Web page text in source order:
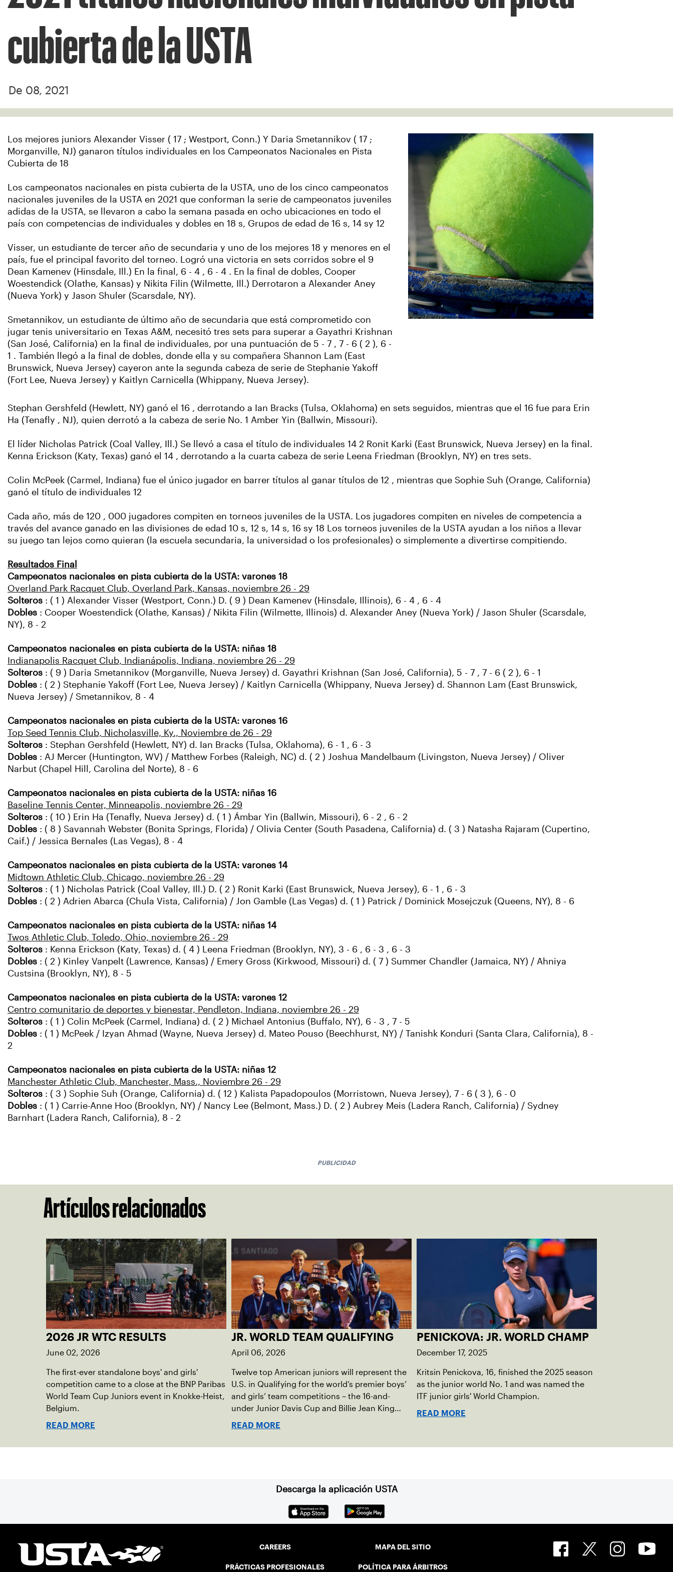
cubierta de la USTA
De 08, 2021
Los mejores juniors Alexander Visser ( 17 ; Westport, Conn.) Y Daria Smetannikov ( 17 ;
Morganville, NJ) ganaron títulos individuales en los Campeonatos Nacionales en Pista
Cubierta de 18
Los campeonatos nacionales en pista cubierta de la USTA, uno de los cinco campeonatos
nacionales juveniles de la USTA en 2021 que conforman la serie de campeonatos juveniles
adidas de la USTA, se llevaron a cabo la semana pasada en ocho ubicaciones en todo el
país con competencias de individuales y dobles en 18 s, Grupos de edad de 16 s, 14 sy 12
Visser, un estudiante de tercer año de secundaria y uno de los mejores 18 y menores en el
país, fue el principal favorito del torneo. Logró una victoria en sets corridos sobre el 9
Dean Kamenev (Hinsdale, Ill.) En la final, 6 - 4 , 6 - 4 . En la final de dobles, Cooper
Woestendick (Olathe, Kansas) y Nikita Filin (Wilmette, Ill.) Derrotaron a Alexander Aney
(Nueva York) y Jason Shuler (Scarsdale, NY).
Smetannikov, un estudiante de último año de secundaria que está comprometido con
jugar tenis universitario en Texas A&M, necesitó tres sets para superar a Gayathri Krishnan
(San José, California) en la final de individuales, por una puntuación de 5 - 7 , 7 - 6 ( 2 ), 6 -
1 . También llegó a la final de dobles, donde ella y su compañera Shannon Lam (East
Brunswick, Nueva Jersey) cayeron ante la segunda cabeza de serie de Stephanie Yakoff
(Fort Lee, Nueva Jersey) y Kaitlyn Carnicella (Whippany, Nueva Jersey).
Stephan Gershfeld (Hewlett, NY) ganó el 16 , derrotando a Ian Bracks (Tulsa, Oklahoma) en sets seguidos, mientras que el 16 fue para Erin
Ha (Tenafly , NJ), quien derrotó a la cabeza de serie No. 1 Amber Yin (Ballwin, Missouri).
El líder Nicholas Patrick (Coal Valley, Ill.) Se llevó a casa el título de individuales 14 2 Ronit Karki (East Brunswick, Nueva Jersey) en la final.
Kenna Erickson (Katy, Texas) ganó el 14 , derrotando a la cuarta cabeza de serie Leena Friedman (Brooklyn, NY) en tres sets.
Colin McPeek (Carmel, Indiana) fue el único jugador en barrer títulos al ganar títulos de 12 , mientras que Sophie Suh (Orange, California)
ganó el título de individuales 12
Cada año, más de 120 , 000 jugadores compiten en torneos juveniles de la USTA. Los jugadores compiten en niveles de competencia a
través del avance ganado en las divisiones de edad 10 s, 12 s, 14 s, 16 sy 18 Los torneos juveniles de la USTA ayudan a los niños a llevar
su juego tan lejos como quieran (la escuela secundaria, la universidad o los profesionales) o simplemente a divertirse compitiendo.
Resultados Final
Campeonatos nacionales en pista cubierta de la USTA: varones 18
Overland Park Racquet Club, Overland Park, Kansas, noviembre 26 - 29
Solteros : ( 1 ) Alexander Visser (Westport, Conn.) D. ( 9 ) Dean Kamenev (Hinsdale, Illinois), 6 - 4 , 6 - 4
Dobles : Cooper Woestendick (Olathe, Kansas) / Nikita Filin (Wilmette, Illinois) d. Alexander Aney (Nueva York) / Jason Shuler (Scarsdale,
NY), 8 - 2
Campeonatos nacionales en pista cubierta de la USTA: niñas 18
Indianapolis Racquet Club, Indianápolis, Indiana, noviembre 26 - 29
Solteros : ( 9 ) Daria Smetannikov (Morganville, Nueva Jersey) d. Gayathri Krishnan (San José, California), 5 - 7 , 7 - 6 ( 2 ), 6 - 1
Dobles : ( 2 ) Stephanie Yakoff (Fort Lee, Nueva Jersey) / Kaitlyn Carnicella (Whippany, Nueva Jersey) d. Shannon Lam (East Brunswick,
Nueva Jersey) / Smetannikov, 8 - 4
Campeonatos nacionales en pista cubierta de la USTA: varones 16
Top Seed Tennis Club, Nicholasville, Ky., Noviembre de 26 - 29
Solteros : Stephan Gershfeld (Hewlett, NY) d. Ian Bracks (Tulsa, Oklahoma), 6 - 1 , 6 - 3
Dobles : AJ Mercer (Huntington, WV) / Matthew Forbes (Raleigh, NC) d. ( 2 ) Joshua Mandelbaum (Livingston, Nueva Jersey) / Oliver
Narbut (Chapel Hill, Carolina del Norte), 8 - 6
Campeonatos nacionales en pista cubierta de la USTA: niñas 16
Baseline Tennis Center, Minneapolis, noviembre 26 - 29
Solteros : ( 10 ) Erin Ha (Tenafly, Nueva Jersey) d. ( 1 ) Ámbar Yin (Ballwin, Missouri), 6 - 2 , 6 - 2
Dobles : ( 8 ) Savannah Webster (Bonita Springs, Florida) / Olivia Center (South Pasadena, California) d. ( 3 ) Natasha Rajaram (Cupertino,
Caif.) / Jessica Bernales (Las Vegas), 8 - 4
Campeonatos nacionales en pista cubierta de la USTA: varones 14
Midtown Athletic Club, Chicago, noviembre 26 - 29
Solteros : ( 1 ) Nicholas Patrick (Coal Valley, Ill.) D. ( 2 ) Ronit Karki (East Brunswick, Nueva Jersey), 6 - 1 , 6 - 3
Dobles : ( 2 ) Adrien Abarca (Chula Vista, California) / Jon Gamble (Las Vegas) d. ( 1 ) Patrick / Dominick Mosejczuk (Queens, NY), 8 - 6
Campeonatos nacionales en pista cubierta de la USTA: niñas 14
Twos Athletic Club, Toledo, Ohio, noviembre 26 - 29
Solteros : Kenna Erickson (Katy, Texas) d. ( 4 ) Leena Friedman (Brooklyn, NY), 3 - 6 , 6 - 3 , 6 - 3
Dobles : ( 2 ) Kinley Vanpelt (Lawrence, Kansas) / Emery Gross (Kirkwood, Missouri) d. ( 7 ) Summer Chandler (Jamaica, NY) / Ahniya
Custsina (Brooklyn, NY), 8 - 5
Campeonatos nacionales en pista cubierta de la USTA: varones 12
Centro comunitario de deportes y bienestar, Pendleton, Indiana, noviembre 26 - 29
Solteros : ( 1 ) Colin McPeek (Carmel, Indiana) d. ( 2 ) Michael Antonius (Buffalo, NY), 6 - 3 , 7 - 5
Dobles : ( 1 ) McPeek / Izyan Ahmad (Wayne, Nueva Jersey) d. Mateo Pouso (Beechhurst, NY) / Tanishk Konduri (Santa Clara, California), 8 -
2
Campeonatos nacionales en pista cubierta de la USTA: niñas 12
Manchester Athletic Club, Manchester, Mass., Noviembre 26 - 29
Solteros : ( 3 ) Sophie Suh (Orange, California) d. ( 12 ) Kalista Papadopoulos (Morristown, Nueva Jersey), 7 - 6 ( 3 ), 6 - 0
Dobles : ( 1 ) Carrie-Anne Hoo (Brooklyn, NY) / Nancy Lee (Belmont, Mass.) D. ( 2 ) Aubrey Meis (Ladera Ranch, California) / Sydney
Barnhart (Ladera Ranch, California), 8 - 2
PUBLICIDAD
Artículos relacionados
2026 JR WTC RESULTS
June 02, 2026
The first-ever standalone boys' and girls'
competition came to a close at the BNP Paribas
World Team Cup Juniors event in Knokke-Heist,
Belgium.
READ MORE
JR. WORLD TEAM QUALIFYING
April 06, 2026
Twelve top American juniors will represent the
U.S. in Qualifying for the world’s premier boys’
and girls’ team competitions – the 16-and-
under Junior Davis Cup and Billie Jean King
Cup by Gainbridge and the 14-and-under ITF
READ MORE
PENICKOVA: JR. WORLD CHAMP
December 17, 2025
Kritsin Penickova, 16, finished the 2025 season
as the junior world No. 1 and was named the
ITF junior girls' World Champion.
READ MORE
Descarga la aplicación USTA
CAREERS
PRÁCTICAS PROFESIONALES
MAPA DEL SITIO
POLÍTICA PARA ÁRBITROS